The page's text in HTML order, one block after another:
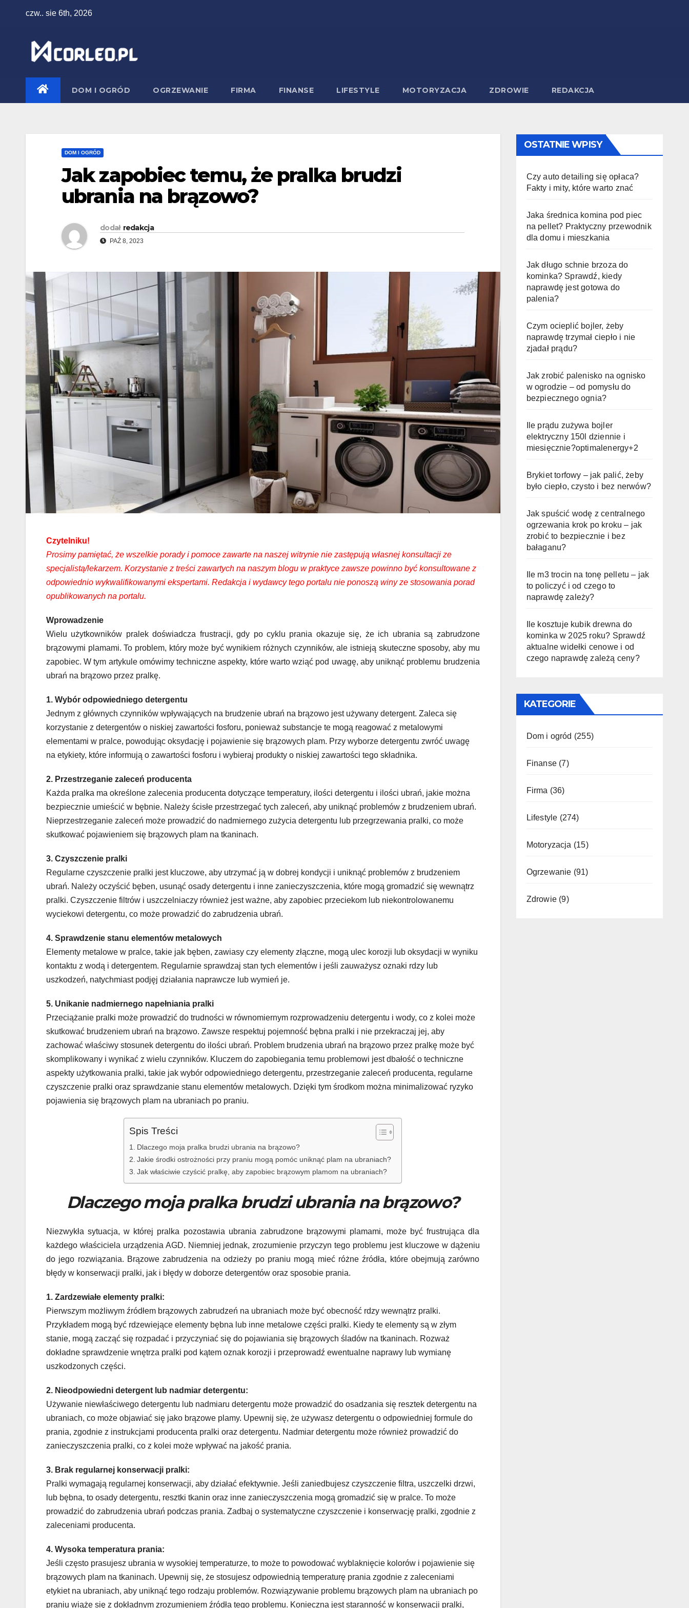
czw.. sie 6th, 2026
DOM I OGRÓD OGRZEWANIE FIRMA FINANSE LIFESTYLE MOTORYZACJA ZDROWIE REDAKCJA
DOM I OGRÓD
Jak zapobiec temu, że pralka brudzi
ubrania na brązowo?
dodał redakcja
PAŹ 8, 2023
Czytelniku!
Prosimy pamiętać, że wszelkie porady i pomoce zawarte na naszej witrynie nie zastępują własnej konsultacji ze
specjalistą/lekarzem. Korzystanie z treści zawartych na naszym blogu w praktyce zawsze powinno być konsultowane z
odpowiednio wykwalifikowanymi ekspertami. Redakcja i wydawcy tego portalu nie ponoszą winy ze stosowania porad
opublikowanych na portalu.
Wprowadzenie
Wielu użytkowników pralek doświadcza frustracji, gdy po cyklu prania okazuje się, że ich ubrania są zabrudzone
brązowymi plamami. To problem, który może być wynikiem różnych czynników, ale istnieją skuteczne sposoby, aby mu
zapobiec. W tym artykule omówimy techniczne aspekty, które warto wziąć pod uwagę, aby uniknąć problemu brudzenia
ubrań na brązowo przez pralkę.
1. Wybór odpowiedniego detergentu
Jednym z głównych czynników wpływających na brudzenie ubrań na brązowo jest używany detergent. Zaleca się
korzystanie z detergentów o niskiej zawartości fosforu, ponieważ substancje te mogą reagować z metalowymi
elementami w pralce, powodując oksydację i pojawienie się brązowych plam. Przy wyborze detergentu zwróć uwagę
na etykiety, które informują o zawartości fosforu i wybieraj produkty o niskiej zawartości tego składnika.
2. Przestrzeganie zaleceń producenta
Każda pralka ma określone zalecenia producenta dotyczące temperatury, ilości detergentu i ilości ubrań, jakie można
bezpiecznie umieścić w bębnie. Należy ścisłe przestrzegać tych zaleceń, aby uniknąć problemów z brudzeniem ubrań.
Nieprzestrzeganie zaleceń może prowadzić do nadmiernego zużycia detergentu lub przegrzewania pralki, co może
skutkować pojawieniem się brązowych plam na tkaninach.
3. Czyszczenie pralki
Regularne czyszczenie pralki jest kluczowe, aby utrzymać ją w dobrej kondycji i uniknąć problemów z brudzeniem
ubrań. Należy oczyścić bęben, usunąć osady detergentu i inne zanieczyszczenia, które mogą gromadzić się wewnątrz
pralki. Czyszczenie filtrów i uszczelniaczy również jest ważne, aby zapobiec przeciekom lub niekontrolowanemu
wyciekowi detergentu, co może prowadzić do zabrudzenia ubrań.
4. Sprawdzenie stanu elementów metalowych
Elementy metalowe w pralce, takie jak bęben, zawiasy czy elementy złączne, mogą ulec korozji lub oksydacji w wyniku
kontaktu z wodą i detergentem. Regularnie sprawdzaj stan tych elementów i jeśli zauważysz oznaki rdzy lub
uszkodzeń, natychmiast podjęj działania naprawcze lub wymień je.
5. Unikanie nadmiernego napełniania pralki
Przeciążanie pralki może prowadzić do trudności w równomiernym rozprowadzeniu detergentu i wody, co z kolei może
skutkować brudzeniem ubrań na brązowo. Zawsze respektuj pojemność bębna pralki i nie przekraczaj jej, aby
zachować właściwy stosunek detergentu do ilości ubrań. Problem brudzenia ubrań na brązowo przez pralkę może być
skomplikowany i wynikać z wielu czynników. Kluczem do zapobiegania temu problemowi jest dbałość o techniczne
aspekty użytkowania pralki, takie jak wybór odpowiedniego detergentu, przestrzeganie zaleceń producenta, regularne
czyszczenie pralki oraz sprawdzanie stanu elementów metalowych. Dzięki tym środkom można minimalizować ryzyko
pojawienia się brązowych plam na ubraniach po praniu.
Spis Treści
Dlaczego moja pralka brudzi ubrania na brązowo?
Jakie środki ostrożności przy praniu mogą pomóc uniknąć plam na ubraniach?
Jak właściwie czyścić pralkę, aby zapobiec brązowym plamom na ubraniach?
Dlaczego moja pralka brudzi ubrania na brązowo?
Niezwykła sytuacja, w której pralka pozostawia ubrania zabrudzone brązowymi plamami, może być frustrująca dla
każdego właściciela urządzenia AGD. Niemniej jednak, zrozumienie przyczyn tego problemu jest kluczowe w dążeniu
do jego rozwiązania. Brązowe zabrudzenia na odzieży po praniu mogą mieć różne źródła, które obejmują zarówno
błędy w konserwacji pralki, jak i błędy w doborze detergentów oraz sposobie prania.
1. Zardzewiałe elementy pralki:
Pierwszym możliwym źródłem brązowych zabrudzeń na ubraniach może być obecność rdzy wewnątrz pralki.
Przykładem mogą być rdzewiejące elementy bębna lub inne metalowe części pralki. Kiedy te elementy są w złym
stanie, mogą zacząć się rozpadać i przyczyniać się do pojawiania się brązowych śladów na tkaninach. Rozważ
dokładne sprawdzenie wnętrza pralki pod kątem oznak korozji i przeprowadź ewentualne naprawy lub wymianę
uszkodzonych części.
2. Nieodpowiedni detergent lub nadmiar detergentu:
Używanie niewłaściwego detergentu lub nadmiaru detergentu może prowadzić do osadzania się resztek detergentu na
ubraniach, co może objawiać się jako brązowe plamy. Upewnij się, że używasz detergentu o odpowiedniej formule do
prania, zgodnie z instrukcjami producenta pralki oraz detergentu. Nadmiar detergentu może również prowadzić do
zanieczyszczenia pralki, co z kolei może wpływać na jakość prania.
3. Brak regularnej konserwacji pralki:
Pralki wymagają regularnej konserwacji, aby działać efektywnie. Jeśli zaniedbujesz czyszczenie filtra, uszczelki drzwi,
lub bębna, to osady detergentu, resztki tkanin oraz inne zanieczyszczenia mogą gromadzić się w pralce. To może
prowadzić do zabrudzenia ubrań podczas prania. Zadbaj o systematyczne czyszczenie i konserwację pralki, zgodnie z
zaleceniami producenta.
4. Wysoka temperatura prania:
Jeśli często prasujesz ubrania w wysokiej temperaturze, to może to powodować wyblaknięcie kolorów i pojawienie się
brązowych plam na tkaninach. Upewnij się, że stosujesz odpowiednią temperaturę prania zgodnie z zaleceniami
etykiet na ubraniach, aby uniknąć tego rodzaju problemów. Rozwiązywanie problemu brązowych plam na ubraniach po
praniu wiąże się z dokładnym zrozumieniem źródła tego problemu. Konieczna jest staranność w konserwacji pralki,
OSTATNIE WPISY
Czy auto detailing się opłaca?
Fakty i mity, które warto znać
Jaka średnica komina pod piec
na pellet? Praktyczny przewodnik
dla domu i mieszkania
Jak długo schnie brzoza do
kominka? Sprawdź, kiedy
naprawdę jest gotowa do
palenia?
Czym ocieplić bojler, żeby
naprawdę trzymał ciepło i nie
zjadał prądu?
Jak zrobić palenisko na ognisko
w ogrodzie – od pomysłu do
bezpiecznego ognia?
Ile prądu zużywa bojler
elektryczny 150l dziennie i
miesięcznie?optimalenergy+2
Brykiet torfowy – jak palić, żeby
było ciepło, czysto i bez nerwów?
Jak spuścić wodę z centralnego
ogrzewania krok po kroku – jak
zrobić to bezpiecznie i bez
bałaganu?
Ile m3 trocin na tonę pelletu – jak
to policzyć i od czego to
naprawdę zależy?
Ile kosztuje kubik drewna do
kominka w 2025 roku? Sprawdź
aktualne widełki cenowe i od
czego naprawdę zależą ceny?
KATEGORIE
Dom i ogród (255)
Finanse(7)
Firma (36)
Lifestyle (274)
Motoryzacja (15)
Ogrzewanie (91)
Zdrowie(9)